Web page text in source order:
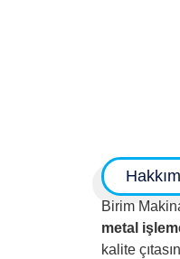
Birim
metal
kalite